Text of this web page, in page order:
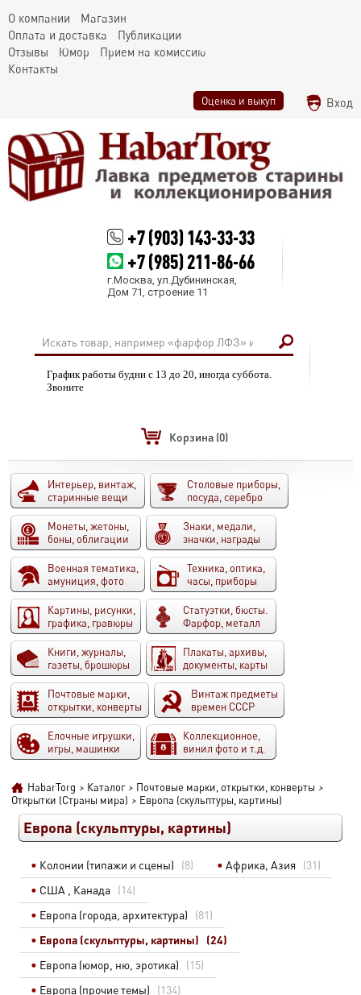
О компании
Магазин
Оплата и доставка
Публикации
Отзывы
Юмор
Прием на комиссию
Контакты
Оценка и выкуп Вход
+7 (903) 143-33-33
+7 (985) 211-86-66
г.Москва, ул.Дубининская,
Дом 71, строение 11
График работы будни с 13 до 20, иногда суббота.
Звоните
Корзина (0)
Интерьер, винтаж,
старинные вещи
Столовые приборы,
посуда, серебро
Монеты, жетоны,
боны, облигации
Знаки, медали,
значки, награды
Военная тематика,
амуниция, фото
Техника, оптика,
часы, приборы
Картины, рисунки,
графика, гравюры
Статуэтки, бюсты.
Фарфор, металл
Книги, журналы,
газеты, брошюры
Плакаты, архивы,
документы, карты
Почтовые марки,
открытки, конверты
Винтаж предметы
времен СССР
Елочные игрушки,
игры, машинки
Коллекционное,
винил фото и т.д.
HabarTorg > Каталог > Почтовые марки, открытки, конверты >
Открытки (Страны мира) > Европа (скульптуры, картины)
Европа (скульптуры, картины)
Колонии (типажи и сцены) (8) Африка, Азия
(31)
США , Канада (14)
Европа (города, архитектура)
(81)
Европа (скульптуры, картины)
(24)
Европа (юмор, ню, эротика)
(15)
Европа (прочие темы)
(134)